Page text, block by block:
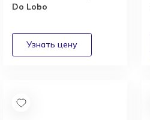
Do Lobo